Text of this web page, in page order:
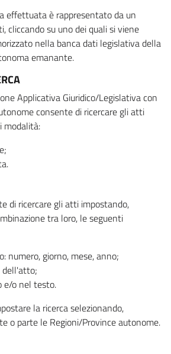
effettuata è rappresentato da un
cliccando su uno dei quali si viene
nella banca dati legislativa della
emanante.
Applicativa Giuridico/Legislativa con
consente di ricercare gli atti
modalità:
di ricercare gli atti impostando,
tra loro, le seguenti
numero, giorno, mese, anno;
dell'atto;
e/o nel testo.
la ricerca selezionando,
o parte le Regioni/Province autonome.